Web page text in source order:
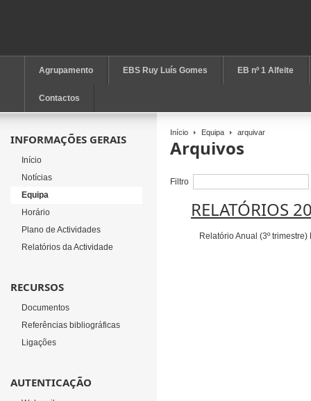
Agrupamento EBS Ruy Luís Gomes EB nº 1 Alfeite
Contactos
Início Equipa arquivar
Arquivos
Filtro
RELATÓRIOS
Relatório Anual (3º
INFORMAÇÕES GERAIS
Início
Notícias
Equipa
Horário
Plano de Actividades
Relatórios da Actividade
RECURSOS
Documentos
Referências bibliográficas
Ligações
AUTENTICAÇÃO